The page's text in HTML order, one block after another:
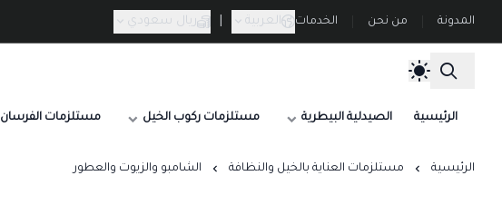
المدونة من نحن الخدمات العربية ريال سعودي
الرئيسية الصيدلية البيطرية مستلزمات ركوب الخيل مستلزمات الفرسان
الرئيسية مستلزمات العناية بالخيل والنظافة الشامبو والزيوت والعطور